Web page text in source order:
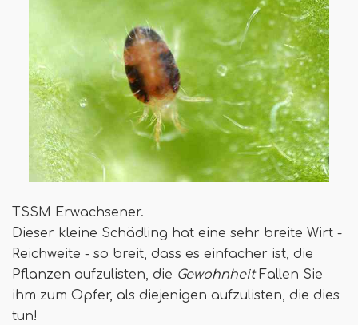
TSSM Erwachsener.
Dieser kleine Schädling hat eine sehr breite Wirt -
Reichweite - so breit, dass es einfacher ist, die
Pflanzen aufzulisten, die GewohnheitFallen Sie
ihm zum Opfer, als diejenigen aufzulisten, die dies
tun!